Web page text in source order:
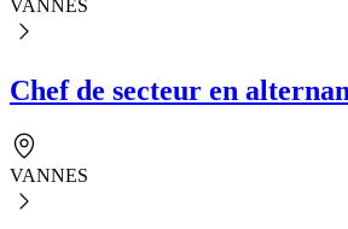
VANNES
Chef de secteur en
VANNES